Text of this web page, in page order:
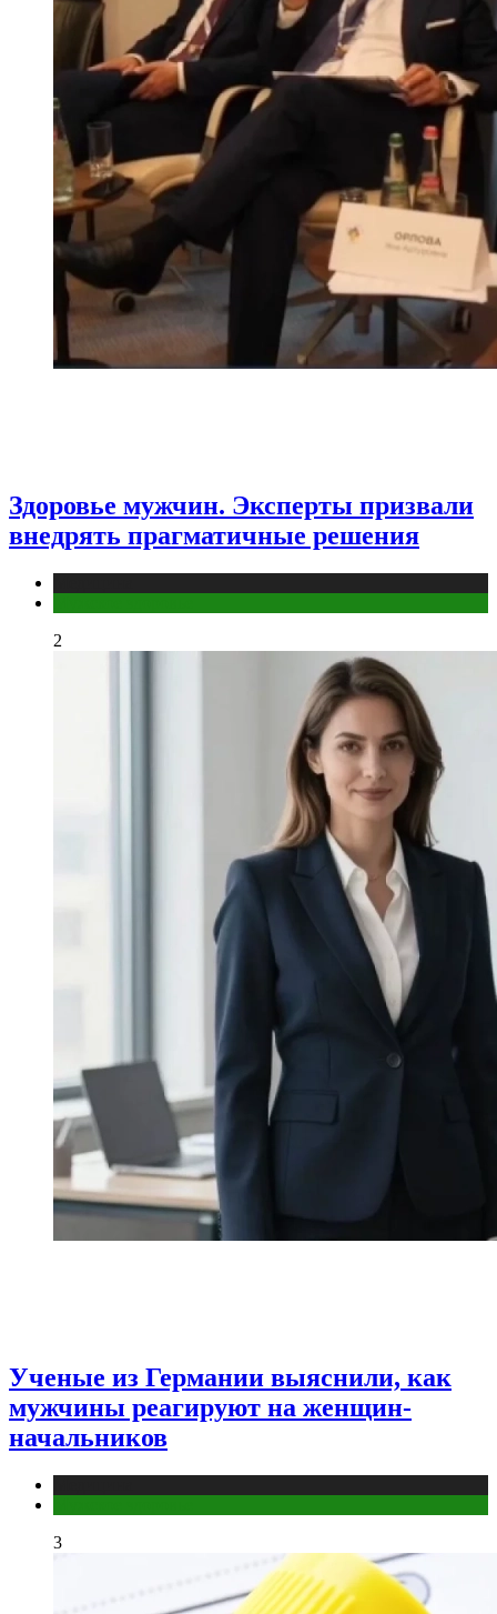
Здоровье мужчин. Эксперты призвали
внедрять прагматичные решения
2
Ученые из Германии выяснили, как
мужчины реагируют на женщин-
начальников
3